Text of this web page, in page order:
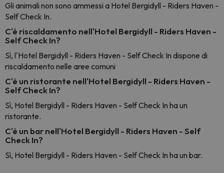
Gli animali non sono ammessi a Hotel Bergidyll - Riders Haven -
Self Check In.
C'è riscaldamento nell'Hotel Bergidyll - Riders Haven -
Self Check In?
Sì, l'Hotel Bergidyll - Riders Haven - Self Check In dispone di
riscaldamento nelle aree comuni
C'è un ristorante nell'Hotel Bergidyll - Riders Haven -
Self Check In?
Sì, Hotel Bergidyll - Riders Haven - Self Check In ha un
ristorante.
C'è un bar nell'Hotel Bergidyll - Riders Haven - Self
Check In?
Sì, Hotel Bergidyll - Riders Haven - Self Check In ha un bar.